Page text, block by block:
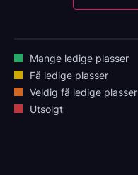
Mange ledige plasser
Få ledige plasser
Veldig få ledige plasser
Utsolgt